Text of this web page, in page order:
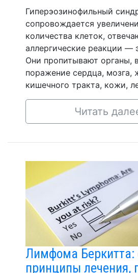
Гиперэозинофильный
сопровождается
количества клеток,
аллергические реакции —
Они пропитывают органы,
поражение сердца, мозга,
кишечного тракта, кожи,
Читать
Лимфома
принципы лечения,